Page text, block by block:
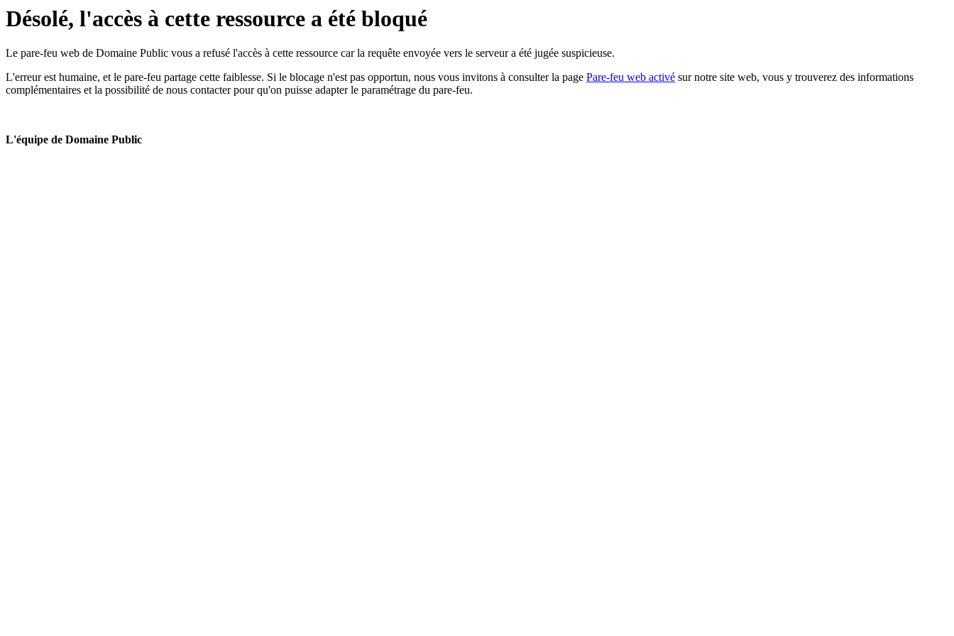
Désolé, l'accès à cette ressource a été bloqué
Le pare-feu web de Domaine Public vous a refusé l'accès à cette ressource car la requête envoyée vers le serveur a été jugée suspicieuse.
L'erreur est humaine, et le pare-feu partage cette faiblesse. Si le blocage n'est pas opportun, nous vous invitons à consulter la page Pare-feu web activé sur notre site web, vous y trouverez des informations
complémentaires et la possibilité de nous contacter pour qu'on puisse adapter le paramétrage du pare-feu.
L'équipe de Domaine Public